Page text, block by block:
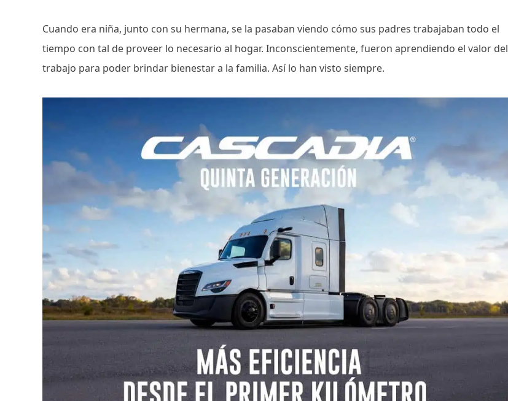
Cuando era niña, junto con su hermana, se la pasaban viendo cómo sus padres trabajaban todo el
tiempo con tal de proveer lo necesario al hogar. Inconscientemente, fueron aprendiendo el valor del
trabajo para poder brindar bienestar a la familia. Así lo han visto siempre.